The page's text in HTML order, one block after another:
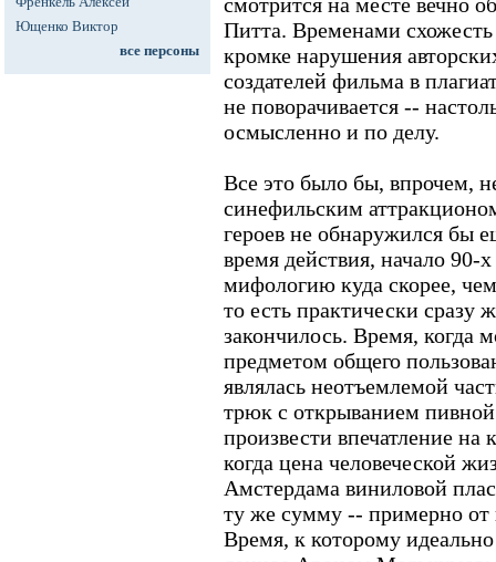
Ющенко Виктор
все персоны
Питта. Временами
кромке нарушения
создателей фильма в
не поворачивается --
осмысленно и по делу.
Все это было бы, впрочем,
синефильским
героев не обнаружился бы
время действия, начало 90-
мифологию куда скорее,
то есть практически сразу
закончилось. Время, когда
предметом общего
являлась неотъемлемой
трюк с открыванием
произвести впечатление на
когда цена человеческой
Амстердама виниловой
ту же сумму -- примерно от
Время, к которому